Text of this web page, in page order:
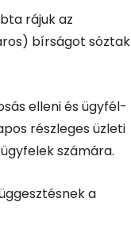
rájuk az
bírságot sóztak
elleni és ügyfél-
részleges üzleti
számára.
a